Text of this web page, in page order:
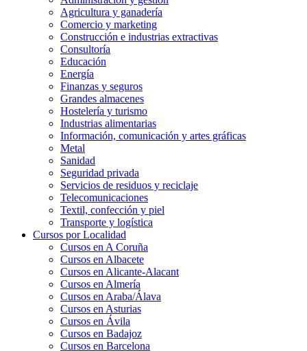
Agricultura y ganadería
Comercio y marketing
Construcción e industrias extractivas
Consultoría
Educación
Energía
Finanzas y seguros
Grandes almacenes
Hostelería y turismo
Industrias alimentarias
Información, comunicación y artes gráficas
Metal
Sanidad
Seguridad privada
Servicios de residuos y reciclaje
Telecomunicaciones
Textil, confección y piel
Transporte y logística
Cursos por Localidad
Cursos en A Coruña
Cursos en Albacete
Cursos en Alicante-Alacant
Cursos en Almería
Cursos en Araba/Álava
Cursos en Asturias
Cursos en Ávila
Cursos en Badajoz
Cursos en Barcelona